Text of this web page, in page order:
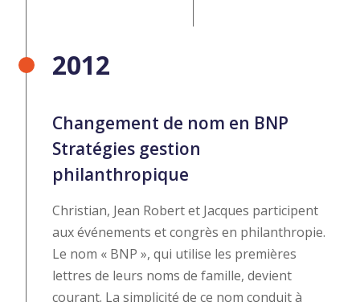
Changement de nom en BNP
Stratégies gestion
philanthropique
Christian, Jean Robert et Jacques participent
aux événements et congrès en philanthropie.
Le nom « BNP », qui utilise les premières
lettres de leurs noms de famille, devient
courant. La simplicité de ce nom conduit à
2012